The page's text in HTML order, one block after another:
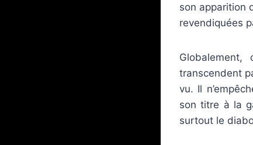
son apparition
revendiquées
transcendent
vu. Il
son titre à la
surtout le